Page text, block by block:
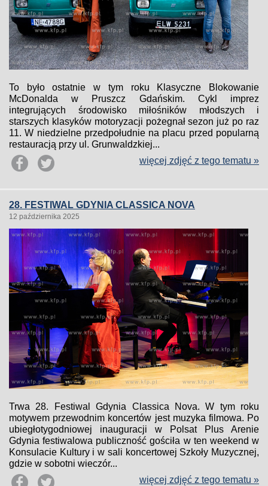
To było ostatnie w tym roku Klasyczne Blokowanie
McDonalda w Pruszcz Gdańskim. Cykl imprez
integrujących środowisko miłośników młodszych i
starszych klasyków motoryzacji pożegnał sezon już po raz
11. W niedzielne przedpołudnie na placu przed popularną
restauracją przy ul. Grunwaldzkiej...
więcej zdjęć z tego tematu »
28. FESTIWAL GDYNIA CLASSICA NOVA
12 października 2025
Trwa 28. Festiwal Gdynia Classica Nova. W tym roku
motywem przewodnim koncertów jest muzyka filmowa. Po
ubiegłotygodniowej inauguracji w Polsat Plus Arenie
Gdynia festiwalowa publiczność gościła w ten weekend w
Konsulacie Kultury i w sali koncertowej Szkoły Muzycznej,
gdzie w sobotni wieczór...
więcej zdjęć z tego tematu »